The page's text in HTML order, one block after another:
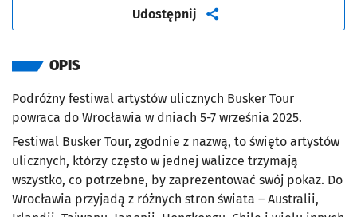
Udostępnij artykuł
OPIS
Podróżny festiwal artystów ulicznych Busker Tour
powraca do Wrocławia w dniach 5-7 września 2025.
Festiwal Busker Tour, zgodnie z nazwą, to święto artystów
ulicznych, którzy często w jednej walizce trzymają
wszystko, co potrzebne, by zaprezentować swój pokaz. Do
Wrocławia przyjadą z różnych stron świata – Australii,